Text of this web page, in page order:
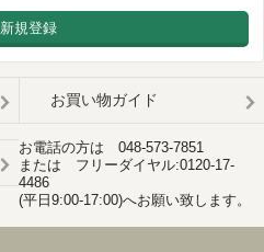
新規登録
お買い物ガイド
お電話の方は 048-573-7851
または フリーダイヤル:0120-17-
4486
(平日9:00-17:00)へお願い致します。